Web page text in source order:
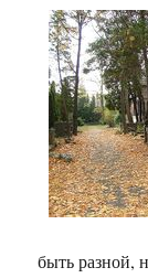
быть разной,